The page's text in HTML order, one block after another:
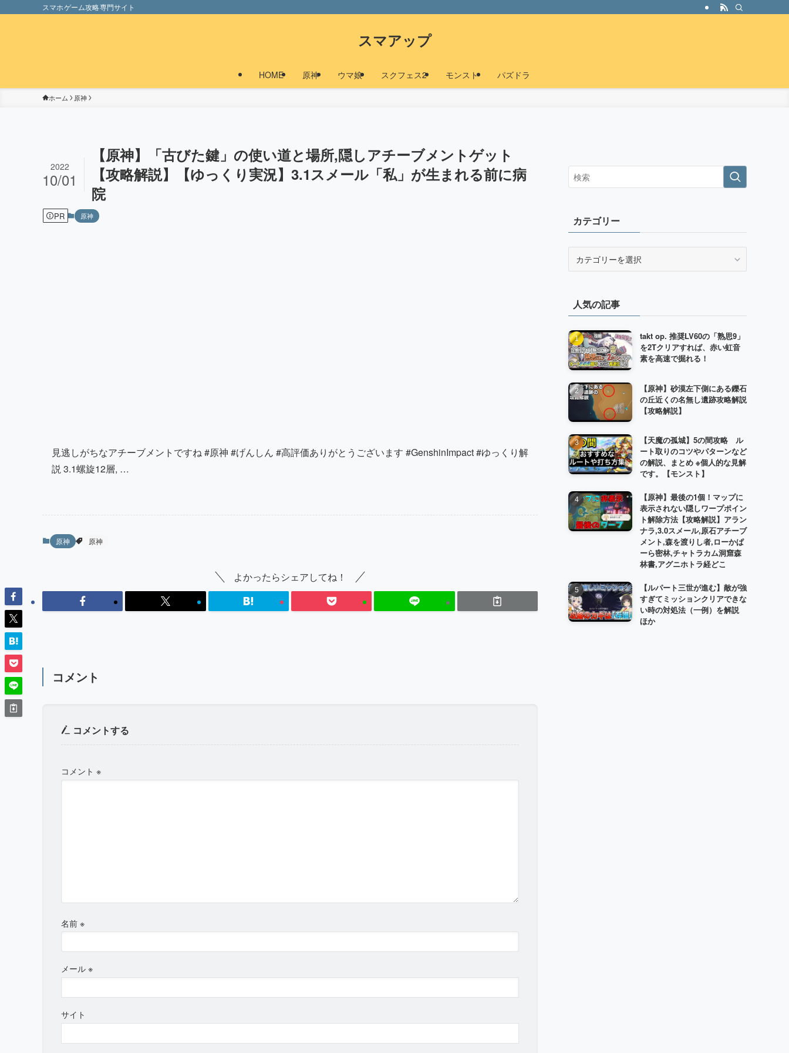
スマホゲーム攻略専門サイト
スマアップ
HOME 原神 ウマ娘 スクフェス2 モンスト パズドラ
ホーム 原神
【原神】「古びた鍵」の使い道と場所,隠しアチーブメントゲット
【攻略解説】【ゆっくり実況】3.1スメール「私」が生まれる前に病
院
2022
10/01
PR 原神
見逃しがちなアチーブメントですね #原神 #げんしん #高評価ありがとうございます #GenshinImpact #ゆっくり解
説 3.1螺旋12層, …
原神 原神
よかったらシェアしてね！
コメント
コメントする
コメント ※
名前※
メール※
サイト
カテゴリー
ー人気の記事
takt op. 推奨LV60の「熟思9」
を2Tクリアすれば、赤い虹音
素を高速で掘れる！
【原神】砂漠左下側にある鑠石
の丘近くの名無し遺跡攻略解説
【攻略解説】
【天魔の孤城】5の間攻略 ル
ート取りのコツやパターンなど
の解説、まとめ ※個人的な見解
です。【モンスト】
【原神】最後の1個！マップに
表示されない隠しワープポイン
ト解除方法【攻略解説】アラン
ナラ,3.0スメール,原石アチーブ
メント,森を渡りし者,ローかぱ
ーら密林,チャトラカム洞窟森
林書,アグニホトラ経どこ
【ルパート三世が進む】敵が強
すぎてミッションクリアできな
い時の対処法（一例）を解説
ほか